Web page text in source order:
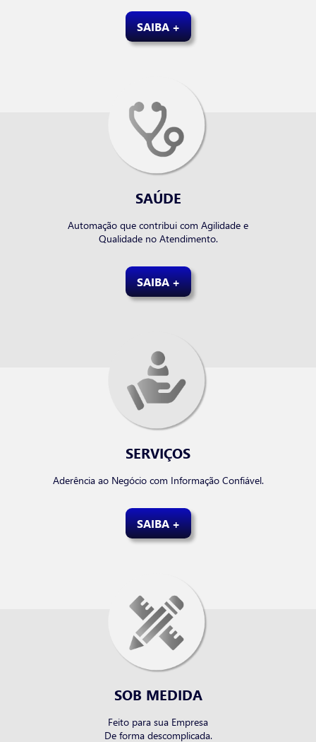
SAIBA +
SAÚDE
Automação que contribui com Agilidade e
Qualidade no Atendimento.
SAIBA +
SERVIÇOS
Aderência ao Negócio com Informação Confiável.
SAIBA +
SOB MEDIDA
Feito para sua Empresa
De forma descomplicada.